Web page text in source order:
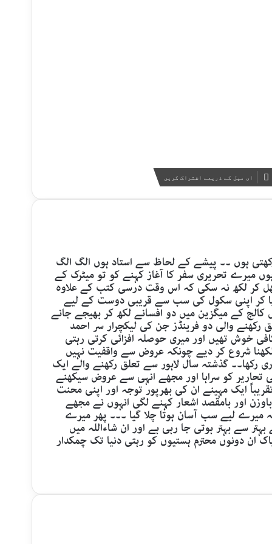
ای میل کے ذریعے اشتراک کریں
رکھتی ہوں ۔۔ پیشے کے لحاظ سے استاد ہوں الگ الگ
میرے تحریری سفر کا آغاز کہنے کو تو میٹرک کے
کر لکھ نہ سکی کہ اس وقت درسی کتب کے علاوہ
کر اپنی سکول کی سب سے قریبی دوست کے لیے
کے میگزین میں دو افسانے لکھ کر بھیجے جانے
والی دو فرینڈز جن کی لیکچرار سر احمد
خوش تھیں اور میری حوصلہ افزائی کرتی رہتی
شروع کر دیے چونکہ عروض سے واقفیت نہیں
رکھا۔۔ گذشتہ سال لاہور سے تعلق رکھنے والے ایک
کو سراہا اور مجھے انہی سے عروض سیکھنے
ایک مہینے ان کی بھرپور توجہ اور اپنی محنت
اور بامقصد اشعار کہنے لگی انہوں نے مجھے
لیے سب آسان ہوتا چلا گیا ۔۔۔ پھر میرے
سے بہتر ہوتی جا رہی ہے اور ان شاءاللہ میں
ان دونوں محترم ہستیوں کو رہتی دنیا تک چمکدار